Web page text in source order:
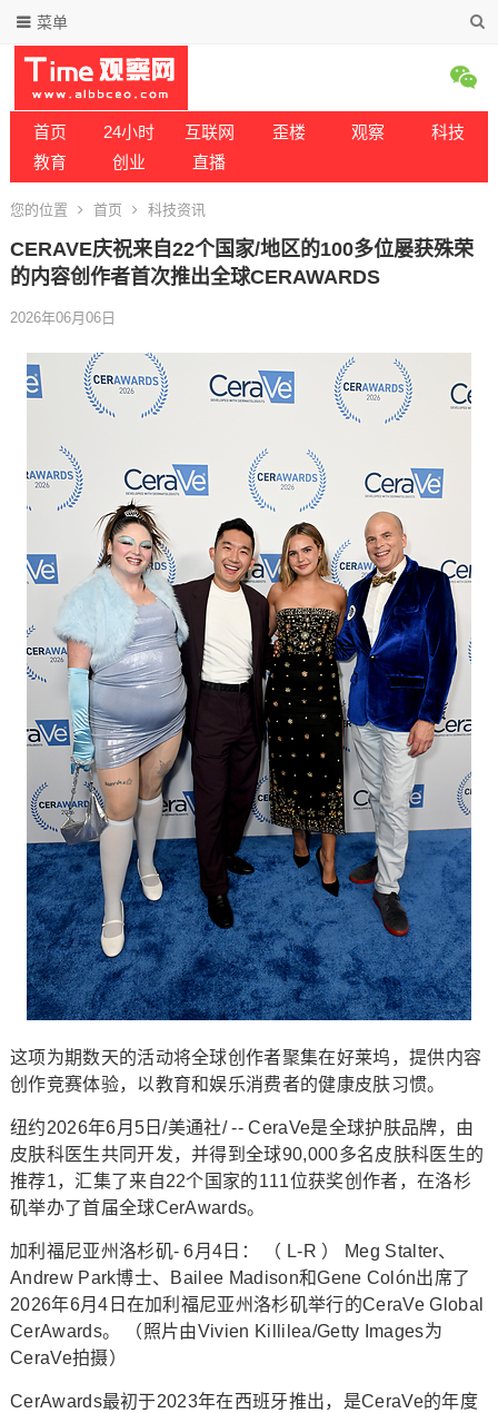
菜单
首页 24小时 互联网 歪楼 观察
科技
教育
创业 直播
您的位置 首页 科技资讯
CERAVE庆祝来自22个国家/地区的100多位屡获殊荣
的内容创作者首次推出全球CERAWARDS
2026年06月06日
这项为期数天的活动将全球创作者聚集在好莱坞，提供内容
创作竞赛体验，以教育和娱乐消费者的健康皮肤习惯。
纽约2026年6月5日/美通社/ -- CeraVe是全球护肤品牌，由
皮肤科医生共同开发，并得到全球90,000多名皮肤科医生的
推荐1，汇集了来自22个国家的111位获奖创作者，在洛杉
矶举办了首届全球CerAwards。
加利福尼亚州洛杉矶- 6月4日： （ L-R ） Meg Stalter、
Andrew Park博士、Bailee Madison和Gene Colón出席了
2026年6月4日在加利福尼亚州洛杉矶举行的CeraVe Global
CerAwards。 （照片由Vivien Killilea/Getty Images为
CeraVe拍摄）
CerAwards最初于2023年在西班牙推出，是CeraVe的年度